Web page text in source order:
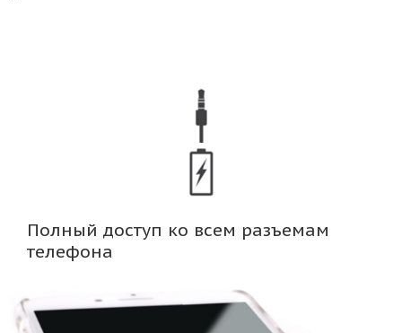
Полный доступ ко всем разъемам
телефона